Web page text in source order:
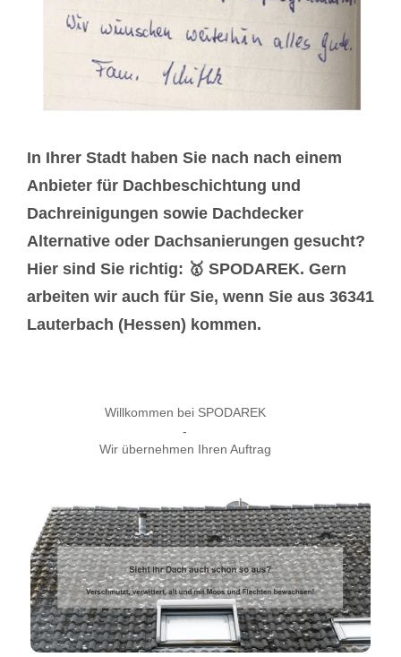
In Ihrer Stadt haben Sie nach nach einem
Anbieter für Dachbeschichtung und
Dachreinigungen sowie Dachdecker
Alternative oder Dachsanierungen gesucht?
Hier sind Sie richtig: 🥇 SPODAREK. Gern
arbeiten wir auch für Sie, wenn Sie aus 36341
Lauterbach (Hessen) kommen.
Willkommen bei SPODAREK
-
Wir übernehmen Ihren Auftrag